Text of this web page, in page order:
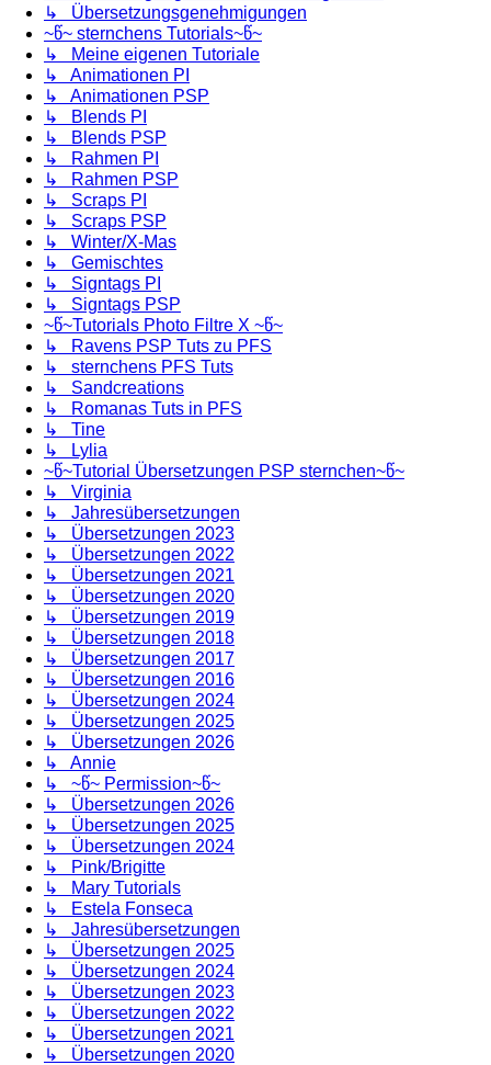
↳ Übersetzungsgenehmigungen
~წ~ sternchens Tutorials~წ~
↳ Meine eigenen Tutoriale
↳ Animationen PI
↳ Animationen PSP
↳ Blends PI
↳ Blends PSP
↳ Rahmen PI
↳ Rahmen PSP
↳ Scraps PI
↳ Scraps PSP
↳ Winter/X-Mas
↳ Gemischtes
↳ Signtags PI
↳ Signtags PSP
~წ~Tutorials Photo Filtre X ~წ~
↳ Ravens PSP Tuts zu PFS
↳ sternchens PFS Tuts
↳ Sandcreations
↳ Romanas Tuts in PFS
↳ Tine
↳ Lylia
~წ~Tutorial Übersetzungen PSP sternchen~წ~
↳ Virginia
↳ Jahresübersetzungen
↳ Übersetzungen 2023
↳ Übersetzungen 2022
↳ Übersetzungen 2021
↳ Übersetzungen 2020
↳ Übersetzungen 2019
↳ Übersetzungen 2018
↳ Übersetzungen 2017
↳ Übersetzungen 2016
↳ Übersetzungen 2024
↳ Übersetzungen 2025
↳ Übersetzungen 2026
↳ Annie
↳ ~წ~ Permission~წ~
↳ Übersetzungen 2026
↳ Übersetzungen 2025
↳ Übersetzungen 2024
↳ Pink/Brigitte
↳ Mary Tutorials
↳ Estela Fonseca
↳ Jahresübersetzungen
↳ Übersetzungen 2025
↳ Übersetzungen 2024
↳ Übersetzungen 2023
↳ Übersetzungen 2022
↳ Übersetzungen 2021
↳ Übersetzungen 2020